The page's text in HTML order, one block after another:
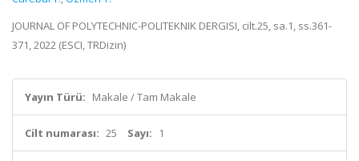
JOURNAL OF POLYTECHNIC-POLITEKNIK DERGISI, cilt.25, sa.1, ss.361-
371, 2022 (ESCI, TRDizin)
Yayın Türü: Makale / Tam Makale
Cilt numarası: 25 Sayı: 1